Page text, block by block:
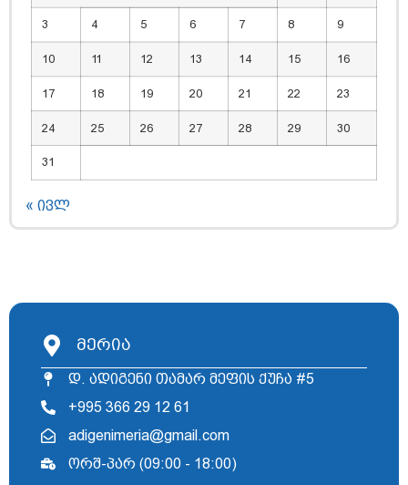
3 4 5 6 7 8 9
10 11 12 13 14 15 16
17 18 19 20 21 22 23
24 25 26 27 28 29 30
31
« ივლ
მერია
დ. ადიგენი თამარ მეფის ქუჩა #5
+995 366 29 12 61
adigenimeria@gmail.com
ორშ-პარ (09:00 - 18:00)